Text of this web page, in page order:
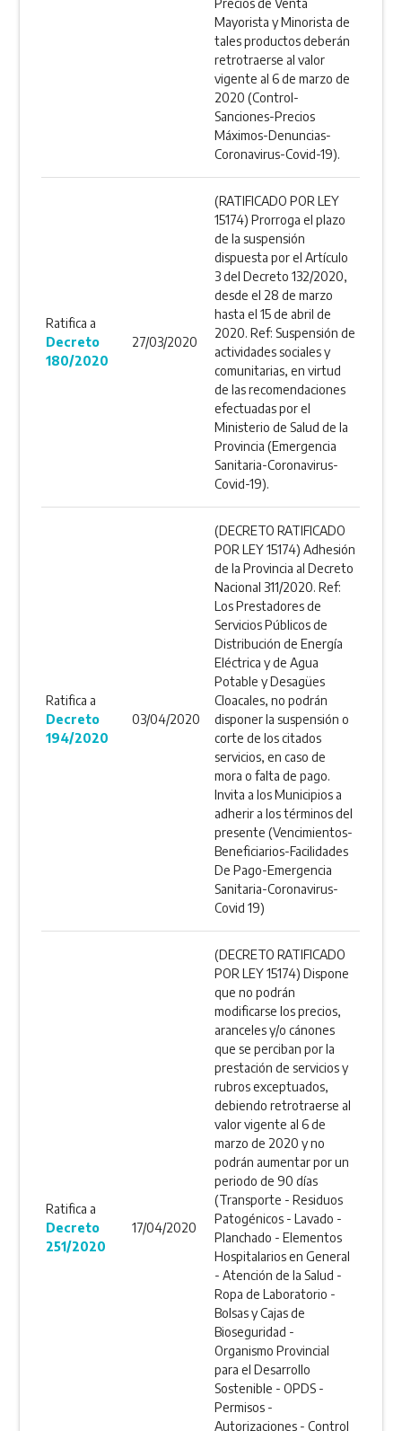
Mayorista y Minorista de
tales productos deberán
retrotraerse al valor
vigente al 6 de marzo de
2020 (Control-
Sanciones-Precios
Máximos-Denuncias-
Coronavirus-Covid-19).
Ratifica a
Decreto
180/2020
27/03/2020
(RATIFICADO POR LEY
15174) Prorroga el plazo
de la suspensión
dispuesta por el Artículo
3 del Decreto 132/2020,
desde el 28 de marzo
hasta el 15 de abril de
2020. Ref: Suspensión de
actividades sociales y
comunitarias, en virtud
de las recomendaciones
efectuadas por el
Ministerio de Salud de la
Provincia (Emergencia
Sanitaria-Coronavirus-
Covid-19).
Ratifica a
Decreto
194/2020
03/04/2020
(DECRETO RATIFICADO
POR LEY 15174) Adhesión
de la Provincia al Decreto
Nacional 311/2020. Ref:
Los Prestadores de
Servicios Públicos de
Distribución de Energía
Eléctrica y de Agua
Potable y Desagües
Cloacales, no podrán
disponer la suspensión o
corte de los citados
servicios, en caso de
mora o falta de pago.
Invita a los Municipios a
adherir a los términos del
presente (Vencimientos-
Beneficiarios-Facilidades
De Pago-Emergencia
Sanitaria-Coronavirus-
Covid 19)
Ratifica a
Decreto
251/2020
17/04/2020
(DECRETO RATIFICADO
POR LEY 15174) Dispone
que no podrán
modificarse los precios,
aranceles y/o cánones
que se perciban por la
prestación de servicios y
rubros exceptuados,
debiendo retrotraerse al
valor vigente al 6 de
marzo de 2020 y no
podrán aumentar por un
periodo de 90 días
(Transporte - Residuos
Patogénicos - Lavado -
Planchado - Elementos
Hospitalarios en General
- Atención de la Salud -
Ropa de Laboratorio -
Bolsas y Cajas de
Bioseguridad -
Organismo Provincial
para el Desarrollo
Sostenible - OPDS -
Permisos -
Autorizaciones - Control